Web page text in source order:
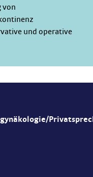
von
und operative